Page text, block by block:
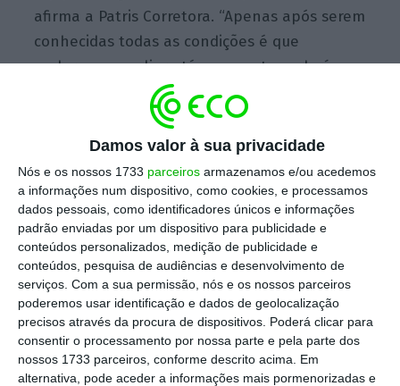
Damos valor à sua privacidade
Nós e os nossos 1733 parceiros armazenamos e/ou acedemos
a informações num dispositivo, como cookies, e processamos
dados pessoais, como identificadores únicos e informações
padrão enviadas por um dispositivo para publicidade e
conteúdos personalizados, medição de publicidade e
conteúdos, pesquisa de audiências e desenvolvimento de
serviços. Com a sua permissão, nós e os nossos parceiros
poderemos usar identificação e dados de geolocalização
precisos através da procura de dispositivos. Poderá clicar para
consentir o processamento por nossa parte e pela parte dos
nossos 1733 parceiros, conforme descrito acima. Em
alternativa, pode aceder a informações mais pormenorizadas e
afirma a Patris Corretora. “Apenas após serem
conhecidas todas as condições é que
poderemos avaliar até que ponto poderá
revelar-se significativo o interesse do setor
Após oito anos, Draghi pode sair do BCE sem ter
subido juros
Ler Mais
A Caixa Geral de Depósitos afirmou aoECO
que as condições técnicas e financeiras
poderão ser “determinantes para avaliar” o
interesse, mas por agora afasta a
possibilidade de recorrer a estes